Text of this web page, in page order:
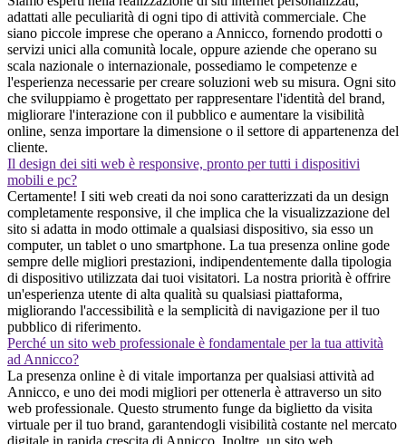
adattati alle peculiarità di ogni tipo di attività commerciale. Che
siano piccole imprese che operano a Annicco, fornendo prodotti o
servizi unici alla comunità locale, oppure aziende che operano su
scala nazionale o internazionale, possediamo le competenze e
l'esperienza necessarie per creare soluzioni web su misura. Ogni sito
che sviluppiamo è progettato per rappresentare l'identità del brand,
migliorare l'interazione con il pubblico e aumentare la visibilità
online, senza importare la dimensione o il settore di appartenenza del
cliente.
Il design dei siti web è responsive, pronto per tutti i dispositivi
mobili e pc?
Certamente! I siti web creati da noi sono caratterizzati da un design
completamente responsive, il che implica che la visualizzazione del
sito si adatta in modo ottimale a qualsiasi dispositivo, sia esso un
computer, un tablet o uno smartphone. La tua presenza online gode
sempre delle migliori prestazioni, indipendentemente dalla tipologia
di dispositivo utilizzata dai tuoi visitatori. La nostra priorità è offrire
un'esperienza utente di alta qualità su qualsiasi piattaforma,
migliorando l'accessibilità e la semplicità di navigazione per il tuo
pubblico di riferimento.
Perché un sito web professionale è fondamentale per la tua attività
ad Annicco?
La presenza online è di vitale importanza per qualsiasi attività ad
Annicco, e uno dei modi migliori per ottenerla è attraverso un sito
web professionale. Questo strumento funge da biglietto da visita
virtuale per il tuo brand, garantendogli visibilità costante nel mercato
digitale in rapida crescita di Annicco. Inoltre, un sito web